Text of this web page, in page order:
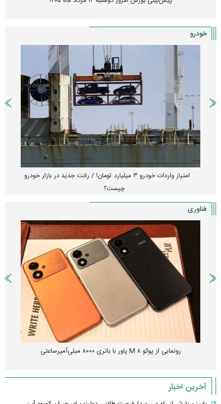
خودرو
امتیاز واردات خودرو ۳ میلیارد تومان! / رانت جدید در بازار خودرو
چیست؟
فناوری
رونمایی از پوکو M ۸ پاور با باتری ۸۰۰۰ میلی‌آمپرساعتی
آخرین اخبار